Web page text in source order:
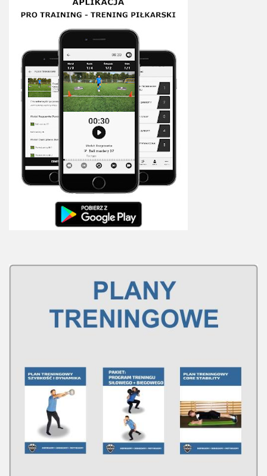
Edukacja
Plany treningowe
Aplikacja Pro Training
Sprzęt treningowy
Kontakt
Od autorów
Kontakt